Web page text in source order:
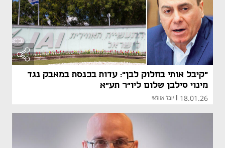
"קיבל אותי בחלוק לבן": עדות בכנסת במאבק נגד
מינוי סילבן שלום ליו"ר תע"א
18.01.26 יובל אזולאי